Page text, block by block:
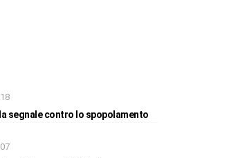
segnale contro lo spopolamento